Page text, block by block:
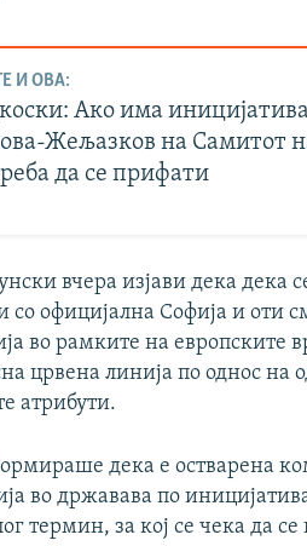
И ОВА:
Ако има иницијатива
Жељазков на Самитот
да се прифати
вчера изјави дека дека
официјална Софија и оти
во рамките на европските
црвена линија по однос на
атрибути.
дека е остварена
во државава по
термин, за кој се чека да се